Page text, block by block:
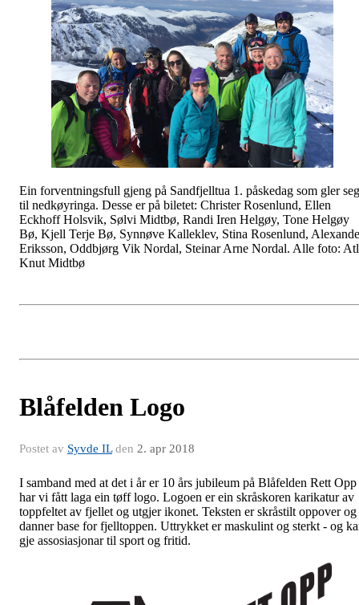
Ein forventningsfull gjeng på Sandfjelltua 1. påskedag som gler seg
til nedkøyringa. Desse er på biletet: Christer Rosenlund, Ellen
Eckhoff Holsvik, Sølvi Midtbø, Randi Iren Helgøy, Tone Helgøy
Bø, Kjell Terje Bø, Synnøve Kalleklev, Stina Rosenlund,
Eriksson, Oddbjørg Vik Nordal, Steinar Arne Nordal. Alle foto:
Knut Midtbø
Blåfelden Logo
Postet av Syvde ILden 2. apr 2018
I samband med at det i år er 10 års jubileum på Blåfelden Rett Opp
har vi fått laga ein tøff logo. Logoen er ein skråskoren karikatur av
toppfeltet av fjellet og utgjer ikonet. Teksten er skråstilt oppover og
danner base for fjelltoppen. Uttrykket er maskulint og sterkt - og
gje assosiasjonar til sport og fritid.